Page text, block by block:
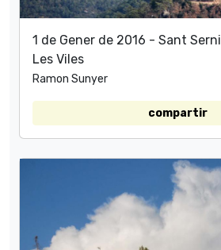
1 de Gener de 2016 - Sant Serni
Les Viles
Ramon Sunyer
compartir